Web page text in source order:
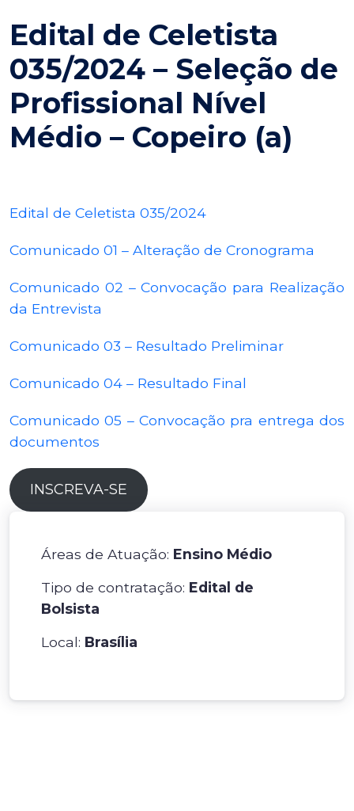
Edital de Celetista
035/2024 – Seleção de
Profissional Nível
Médio – Copeiro (a)
Edital de Celetista 035/2024
Comunicado 01 – Alteração de Cronograma
Comunicado 02 – Convocação para Realização
da Entrevista
Comunicado 03 – Resultado Preliminar
Comunicado 04 – Resultado Final
Comunicado 05 – Convocação pra entrega dos
documentos
INSCREVA-SE
Áreas de Atuação: Ensino Médio
Tipo de contratação: Edital de
Bolsista
Local: Brasília